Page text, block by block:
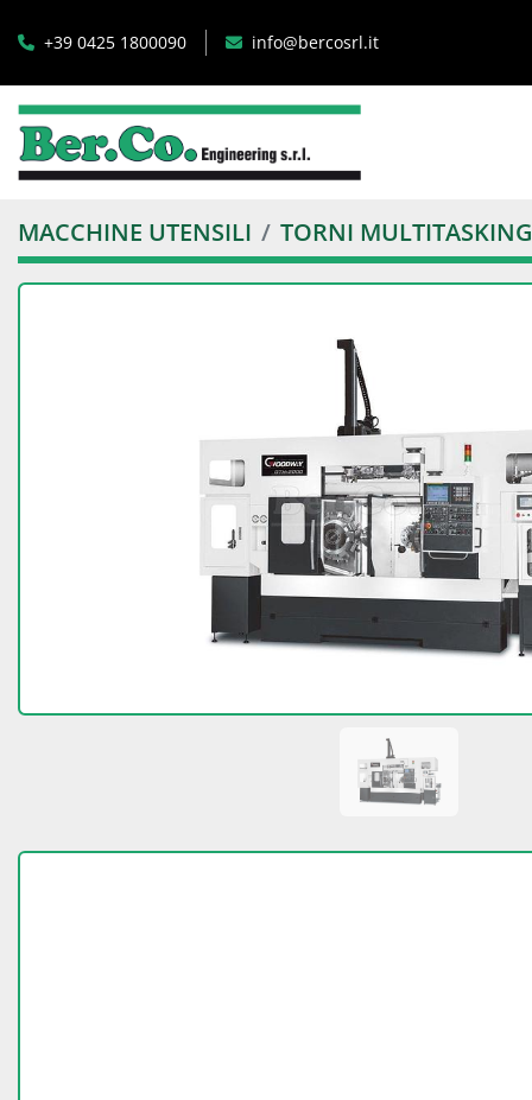
+39 0425 1800090 info@bercosrl.it
MACCHINE UTENSILI TORNI